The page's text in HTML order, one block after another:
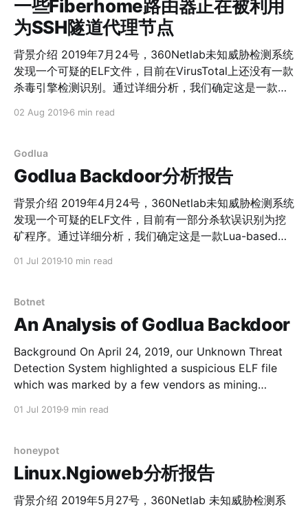
一些Fiberhome路由器正在被利用
为SSH隧道代理节点
背景介绍 2019年7月24号，360Netlab未知威胁检测系统
发现一个可疑的ELF文件，目前在VirusTotal上还没有一款
杀毒引擎检测识别。通过详细分析，我们确定这是一款针
备IP等信息并上传给一个Web接口，以此来解决设备IP变
上开发了相应的客户端程序，通过访问Web接口获取
Reporter上报的设备IP等信息，然后使用一些预留的后门
账号密码建立SSH隧道(Dynamic Port Forwarding)，并
在本地创建Socks5代理服务。我们根据攻击者使用的域
名，将这些恶意软件统一命名为Gwmndy。 此外，与其他
Botnet不同的是，攻击者并没有持续扩张Bot数量，我们
序，并且通过一个Web服务器给它们提供相应的Web接
口，用来传输Bot IP
02 Aug 2019 6 min read
Godlua
Godlua Backdoor分析报告
背景介绍 2019年4月24号，360Netlab未知威胁检测系统
发现一个可疑的ELF文件，目前有一部分杀软误识别为挖
矿程序。通过详细分析，我们确定这是一款Lua-based
GitHub.com和DNS TXT记录等方式，构建存储C2地址的
冗余机制。同时，它使用HTTPS加密下载Lua字节码文
件，使用DNS over HTTPS获取C2域名解析，保障Bot与
Web Server和C2之间的安全通信。 我们观察到Godlua
Backdoor实际上存在2个版本，并且有在持续更新。我们
还观察到攻击者会通过Lua指令，动态运行Lua代码，并对
有更新。当前Godlua Backdoor活跃
01 Jul 2019 10 min read
Botnet
An Analysis of Godlua Backdoor
Background On April 24, 2019, our Unknown Threat
Detection System highlighted a suspicious ELF file
which was marked by a few vendors as mining
01 Jul 2019 9 min read
honeypot
Linux.Ngioweb分析报告
背景介绍 2019年5月27号，360Netlab 未知威胁检测系